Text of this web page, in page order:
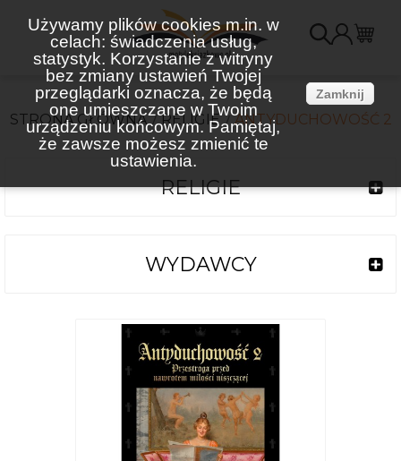
Używamy plików cookies m.in. w
celach: świadczenia usług,
statystyk. Korzystanie z witryny
bez zmiany ustawień Twojej
przeglądarki oznacza, że będą
one umieszczane w Twoim
urządzeniu końcowym. Pamiętaj,
że zawsze możesz zmienić te
ustawienia.
Zamknij
STRONA GŁÓWNA RELIGIE ANTYDUCHOWOŚĆ 2
RELIGIE
WYDAWCY